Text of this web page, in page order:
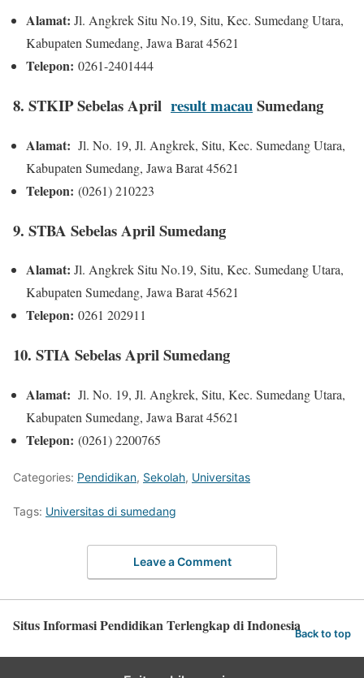
Alamat: Jl. Angkrek Situ No.19, Situ, Kec. Sumedang Utara,
Kabupaten Sumedang, Jawa Barat 45621
Telepon: 0261-2401444
8. STKIP Sebelas April result macauSumedang
Alamat: Jl. No. 19, Jl. Angkrek, Situ, Kec. Sumedang Utara,
Kabupaten Sumedang, Jawa Barat 45621
Telepon: (0261) 210223
9. STBA Sebelas April Sumedang
Alamat: Jl. Angkrek Situ No.19, Situ, Kec. Sumedang Utara,
Kabupaten Sumedang, Jawa Barat 45621
Telepon: 0261 202911
10. STIA Sebelas April Sumedang
Alamat: Jl. No. 19, Jl. Angkrek, Situ, Kec. Sumedang Utara,
Kabupaten Sumedang, Jawa Barat 45621
Telepon: (0261) 2200765
Categories: Pendidikan, Sekolah, Universitas
Tags: Universitas di sumedang
Leave a Comment
Situs Informasi Pendidikan Terlengkap di IndonesiaBack to top